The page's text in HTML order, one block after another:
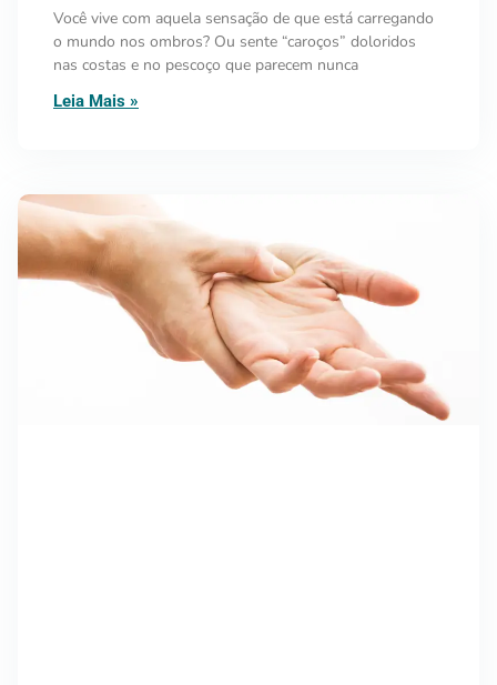
Você vive com aquela sensação de que está carregando
o mundo nos ombros? Ou sente “caroços” doloridos
nas costas e no pescoço que parecem nunca
Leia Mais »